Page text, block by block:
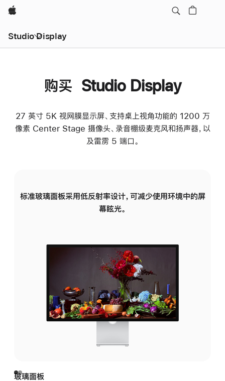
Apple
Studio Display
购买 Studio Display
27 英寸 5K 视网膜显示屏、支持桌上视角功能的 1200 万
像素 Center Stage 摄像头、录音棚级麦克风和扬声器，以
及雷雳 5 端口。
标准玻璃面板采用低反射率设计，可减少使用环境中的屏
幕眩光。
玻璃面板